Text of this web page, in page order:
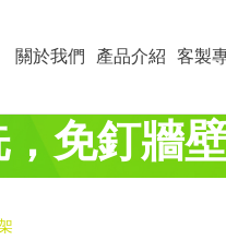
關於我們 產品介紹 客製
免釘牆